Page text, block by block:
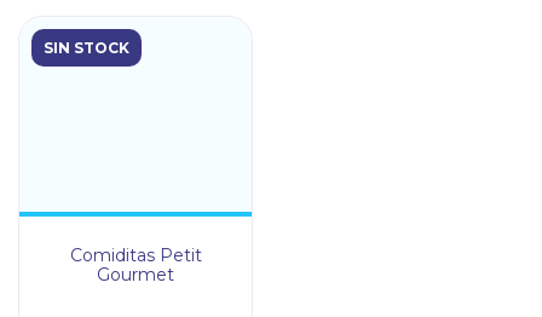
SIN STOCK
Comiditas Petit
Gourmet